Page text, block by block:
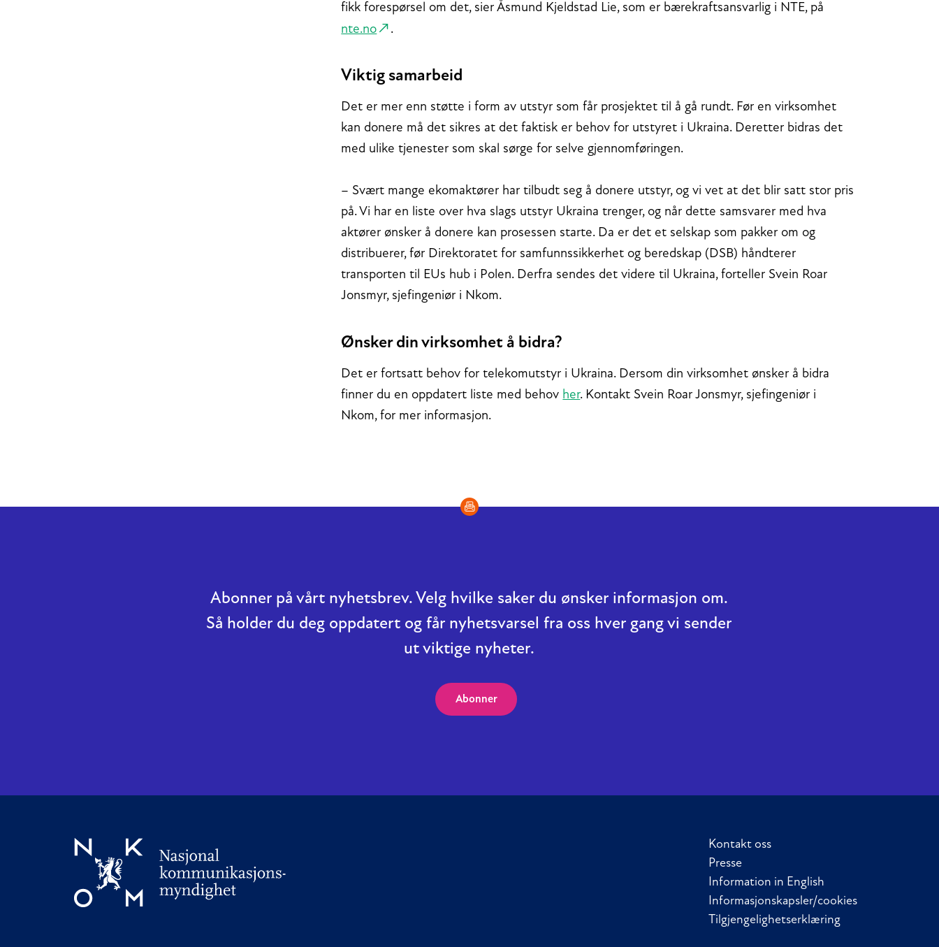
fikk forespørsel om det, sier Åsmund Kjeldstad Lie, som er bærekraftsansvarlig i NTE, på
nte.no
.
Viktig samarbeid
Det er mer enn støtte i form av utstyr som får prosjektet til å gå rundt. Før en virksomhet
kan donere må det sikres at det faktisk er behov for utstyret i Ukraina. Deretter bidras det
med ulike tjenester som skal sørge for selve gjennomføringen.
– Svært mange ekomaktører har tilbudt seg å donere utstyr, og vi vet at det blir satt stor pris
på. Vi har en liste over hva slags utstyr Ukraina trenger, og når dette samsvarer med hva
aktører ønsker å donere kan prosessen starte. Da er det et selskap som pakker om og
distribuerer, før Direktoratet for samfunnssikkerhet og beredskap (DSB) håndterer
transporten til EUs hub i Polen. Derfra sendes det videre til Ukraina, forteller Svein Roar
Jonsmyr, sjefingeniør i Nkom.
Ønsker din virksomhet å bidra?
Det er fortsatt behov for telekomutstyr i Ukraina. Dersom din virksomhet ønsker å bidra
finner du en oppdatert liste med behov her. Kontakt Svein Roar Jonsmyr, sjefingeniør i
Nkom, for mer informasjon.
Abonner på vårt nyhetsbrev. Velg hvilke saker du ønsker informasjon om.
Så holder du deg oppdatert og får nyhetsvarsel fra oss hver gang vi sender
ut viktige nyheter.
Abonner
Kontakt oss
Presse
Information in English
Informasjonskapsler/cookies
Tilgjengelighetserklæring